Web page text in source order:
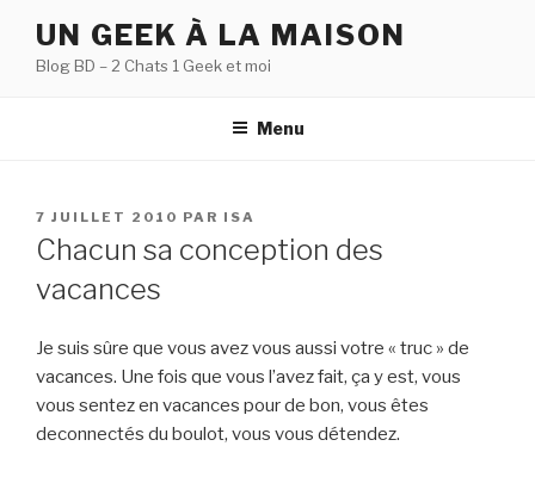
contenu
UN GEEK À LA MAISON
Blog BD – 2 Chats 1 Geek et moi
Menu
PUBLIÉ
LE
7 JUILLET 2010 PAR ISA
Chacun sa conception des
vacances
Je suis sûre que vous avez vous aussi votre « truc » de
vacances. Une fois que vous l’avez fait, ça y est, vous
vous sentez en vacances pour de bon, vous êtes
deconnectés du boulot, vous vous détendez.